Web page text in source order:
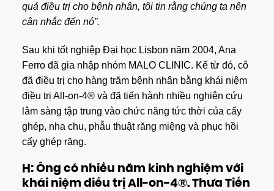
quả điều trị cho bệnh nhân, tôi tin rằng chúng ta nên
cân nhắc đến nó”.
Sau khi tốt nghiệp Đại học Lisbon năm 2004, Ana
Ferro đã gia nhập nhóm MALO CLINIC. Kể từ đó, cô
đã điều trị cho hàng trăm bệnh nhân bằng khái niệm
điều trị All-on-4® và đã tiến hành nhiều nghiên cứu
lâm sàng tập trung vào chức năng tức thời của cấy
ghép, nha chu, phẫu thuật răng miệng và phục hồi
cấy ghép răng.
H: Ông có nhiều năm kinh nghiệm với
khái niệm điều trị All-on-4®. Thưa Tiến